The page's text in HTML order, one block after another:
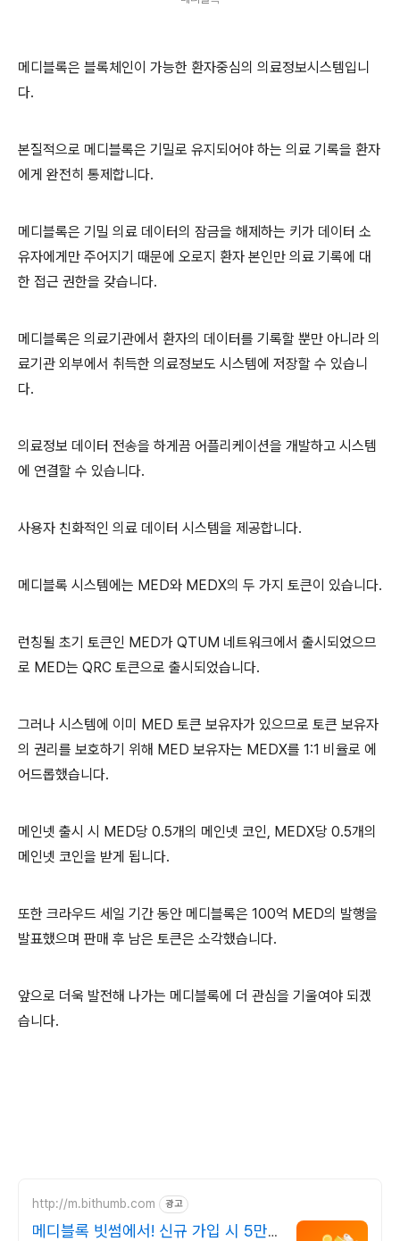
메디블록은 블록체인이 가능한 환자중심의 의료정보시스템입니
다.
본질적으로 메디블록은 기밀로 유지되어야 하는 의료 기록을 환자
에게 완전히 통제합니다.
메디블록은 기밀 의료 데이터의 잠금을 해제하는 키가 데이터 소
유자에게만 주어지기 때문에 오로지 환자 본인만 의료 기록에 대
한 접근 권한을 갖습니다.
메디블록은 의료기관에서 환자의 데이터를 기록할 뿐만 아니라 의
료기관 외부에서 취득한 의료정보도 시스템에 저장할 수 있습니
다.
의료정보 데이터 전송을 하게끔 어플리케이션을 개발하고 시스템
에 연결할 수 있습니다.
사용자 친화적인 의료 데이터 시스템을 제공합니다.
메디블록 시스템에는 MED와 MEDX의 두 가지 토큰이 있습니다.
런칭될 초기 토큰인 MED가 QTUM 네트워크에서 출시되었으므
로 MED는 QRC 토큰으로 출시되었습니다.
그러나 시스템에 이미 MED 토큰 보유자가 있으므로 토큰 보유자
의 권리를 보호하기 위해 MED 보유자는 MEDX를 1:1 비율로 에
어드롭했습니다.
메인넷 출시 시 MED당 0.5개의 메인넷 코인, MEDX당 0.5개의
메인넷 코인을 받게 됩니다.
또한 크라우드 세일 기간 동안 메디블록은 100억 MED의 발행을
발표했으며 판매 후 남은 토큰은 소각했습니다.
앞으로 더욱 발전해 나가는 메디블록에 더 관심을 기울여야 되겠
습니다.
http://m.bithumb.com 광고
메디블록 빗썸에서! 신규 가입 시 5만